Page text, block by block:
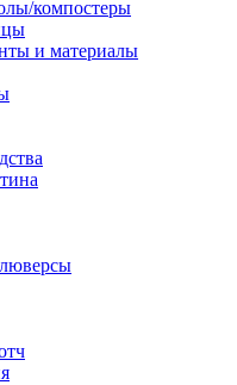
компостеры
и материалы